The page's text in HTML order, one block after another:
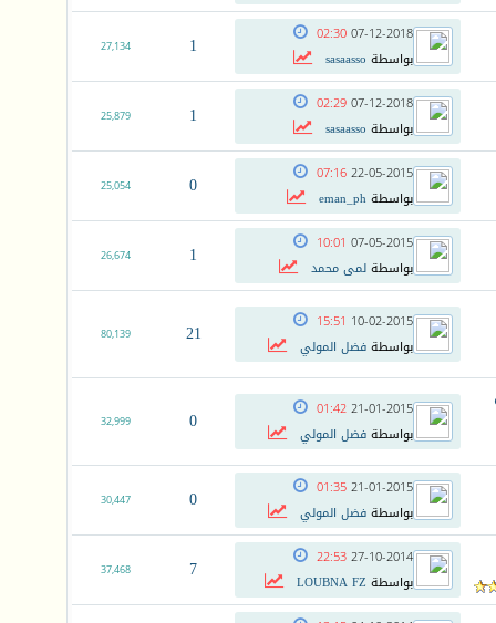
07-12-2018
02:30
بواسطة sasaasso
1
27,134
07-12-2018
02:29
بواسطة sasaasso
1
25,879
22-05-2015
07:16
بواسطةeman_ph
0
25,054
07-05-2015
10:01
بواسطةلمى محمد 1
26,674
10-02-2015
15:51
بواسطةفضل المولي 21
80,139
21-01-2015
01:42
بواسطةفضل المولي 0
32,999
21-01-2015
01:35
بواسطةفضل المولي 0
30,447
27-10-2014
22:53
بواسطة LOUBNA FZ
7
37,468